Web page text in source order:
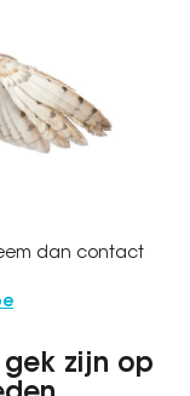
dan contact
zijn op